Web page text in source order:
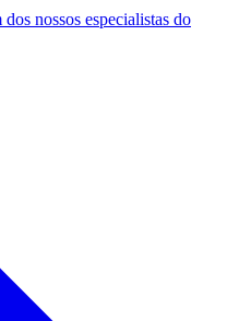
nossos especialistas do